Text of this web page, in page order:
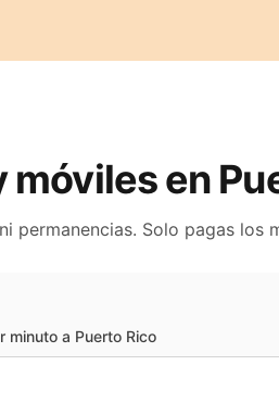
móviles en
permanencias. Solo pagas los
minuto a Puerto Rico